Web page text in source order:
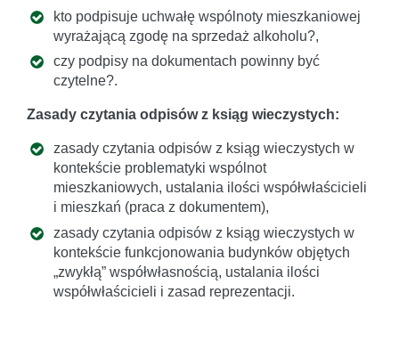
kto podpisuje uchwałę wspólnoty mieszkaniowej
wyrażającą zgodę na sprzedaż alkoholu?,
czy podpisy na dokumentach powinny być
czytelne?.
Zasady czytania odpisów z ksiąg wieczystych:
zasady czytania odpisów z ksiąg wieczystych w
kontekście problematyki wspólnot
mieszkaniowych, ustalania ilości współwłaścicieli
i mieszkań (praca z dokumentem),
zasady czytania odpisów z ksiąg wieczystych w
kontekście funkcjonowania budynków objętych
„zwykłą” współwłasnością, ustalania ilości
współwłaścicieli i zasad reprezentacji.